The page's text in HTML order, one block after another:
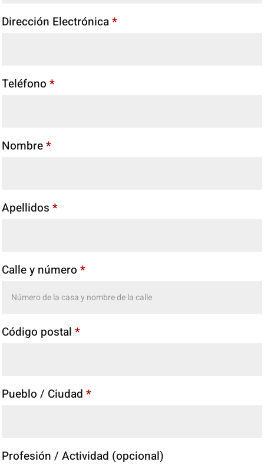
Dirección Electrónica*
Teléfono *
Nombre*
Apellidos *
Calle y número *
Código postal *
Pueblo / Ciudad *
Profesión / Actividad (opcional)